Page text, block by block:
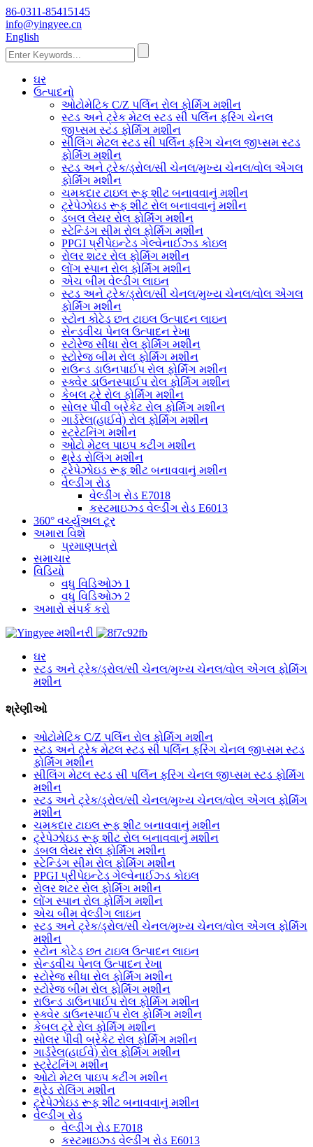
86-0311-85415145
info@yingyee.cn
English
ઘર
ઉત્પાદનો
ઓટોમેટિક C/Z પર્લિન રોલ ફોર્મિંગ મશીન
સ્ટડ અને ટ્રેક મેટલ સ્ટડ સી પર્લિન ફરિંગ ચેનલ
જીપ્સમ સ્ટડ ફોર્મિંગ મશીન
સીલિંગ મેટલ સ્ટડ સી પર્લિન ફરિંગ ચેનલ જીપ્સમ સ્ટડ
ફોર્મિંગ મશીન
સ્ટડ અને ટ્રેક/ડ્રોલ/સી ચેનલ/મુખ્ય ચેનલ/વોલ એંગલ
ફોર્મિંગ મશીન
ચમકદાર ટાઇલ રૂફ શીટ બનાવવાનું મશીન
ટ્રેપેઝોઇડ રૂફ શીટ રોલ બનાવવાનું મશીન
ડબલ લેયર રોલ ફોર્મિંગ મશીન
સ્ટેન્ડિંગ સીમ રોલ ફોર્મિંગ મશીન
PPGI પ્રીપેઇન્ટેડ ગેલ્વેનાઈઝ્ડ કોઇલ
રોલર શટર રોલ ફોર્મિંગ મશીન
લોંગ સ્પાન રોલ ફોર્મિંગ મશીન
એચ બીમ વેલ્ડીંગ લાઇન
સ્ટડ અને ટ્રેક/ડ્રોલ/સી ચેનલ/મુખ્ય ચેનલ/વોલ એંગલ
ફોર્મિંગ મશીન
સ્ટોન કોટેડ છત ટાઇલ ઉત્પાદન લાઇન
સેન્ડવીચ પેનલ ઉત્પાદન રેખા
સ્ટોરેજ સીધા રોલ ફોર્મિંગ મશીન
સ્ટોરેજ બીમ રોલ ફોર્મિંગ મશીન
રાઉન્ડ ડાઉનપાઈપ રોલ ફોર્મિંગ મશીન
સ્ક્વેર ડાઉનસ્પાઈપ રોલ ફોર્મિંગ મશીન
કેબલ ટ્રે રોલ ફોર્મિંગ મશીન
સોલર પીવી બ્રેકેટ રોલ ફોર્મિંગ મશીન
ગાર્ડરેલ(હાઈવે) રોલ ફોર્મિંગ મશીન
સ્ટ્રેટનિંગ મશીન
ઓટો મેટલ પાઇપ કટીંગ મશીન
થ્રેડ રોલિંગ મશીન
ટ્રેપેઝોઇડ રૂફ શીટ બનાવવાનું મશીન
વેલ્ડીંગ રોડ
વેલ્ડીંગ રોડ E7018
કસ્ટમાઇઝ્ડ વેલ્ડીંગ રોડ E6013
360° વર્ચ્યુઅલ ટૂર
અમારા વિશે
પ્રમાણપત્રો
સમાચાર
વિડિયો
વધુ વિડિઓઝ 1
વધુ વિડિઓઝ 2
અમારો સંપર્ક કરો
ઘર
સ્ટડ અને ટ્રેક/ડ્રોલ/સી ચેનલ/મુખ્ય ચેનલ/વોલ એંગલ ફોર્મિંગ
મશીન
શ્રેણીઓ
ઓટોમેટિક C/Z પર્લિન રોલ ફોર્મિંગ મશીન
સ્ટડ અને ટ્રેક મેટલ સ્ટડ સી પર્લિન ફરિંગ ચેનલ જીપ્સમ સ્ટડ
ફોર્મિંગ મશીન
સીલિંગ મેટલ સ્ટડ સી પર્લિન ફરિંગ ચેનલ જીપ્સમ સ્ટડ ફોર્મિંગ
મશીન
સ્ટડ અને ટ્રેક/ડ્રોલ/સી ચેનલ/મુખ્ય ચેનલ/વોલ એંગલ ફોર્મિંગ
મશીન
ચમકદાર ટાઇલ રૂફ શીટ બનાવવાનું મશીન
ટ્રેપેઝોઇડ રૂફ શીટ રોલ બનાવવાનું મશીન
ડબલ લેયર રોલ ફોર્મિંગ મશીન
સ્ટેન્ડિંગ સીમ રોલ ફોર્મિંગ મશીન
PPGI પ્રીપેઇન્ટેડ ગેલ્વેનાઈઝ્ડ કોઇલ
રોલર શટર રોલ ફોર્મિંગ મશીન
લોંગ સ્પાન રોલ ફોર્મિંગ મશીન
એચ બીમ વેલ્ડીંગ લાઇન
સ્ટડ અને ટ્રેક/ડ્રોલ/સી ચેનલ/મુખ્ય ચેનલ/વોલ એંગલ ફોર્મિંગ
મશીન
સ્ટોન કોટેડ છત ટાઇલ ઉત્પાદન લાઇન
સેન્ડવીચ પેનલ ઉત્પાદન રેખા
સ્ટોરેજ સીધા રોલ ફોર્મિંગ મશીન
સ્ટોરેજ બીમ રોલ ફોર્મિંગ મશીન
રાઉન્ડ ડાઉનપાઈપ રોલ ફોર્મિંગ મશીન
સ્ક્વેર ડાઉનસ્પાઈપ રોલ ફોર્મિંગ મશીન
કેબલ ટ્રે રોલ ફોર્મિંગ મશીન
સોલર પીવી બ્રેકેટ રોલ ફોર્મિંગ મશીન
ગાર્ડરેલ(હાઈવે) રોલ ફોર્મિંગ મશીન
સ્ટ્રેટનિંગ મશીન
ઓટો મેટલ પાઇપ કટીંગ મશીન
થ્રેડ રોલિંગ મશીન
ટ્રેપેઝોઇડ રૂફ શીટ બનાવવાનું મશીન
વેલ્ડીંગ રોડ
વેલ્ડીંગ રોડ E7018
કસ્ટમાઇઝ્ડ વેલ્ડીંગ રોડ E6013